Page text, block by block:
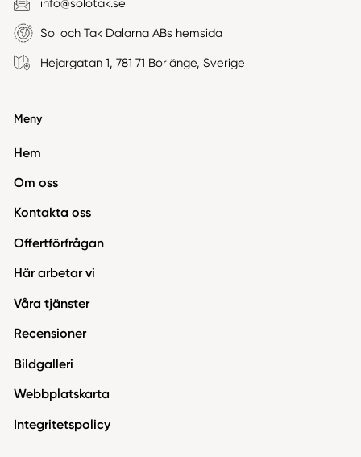
info@solotak.se
Sol och Tak Dalarna ABs hemsida
Hejargatan 1, 781 71 Borlänge, Sverige
Meny
Hem
Om oss
Kontakta oss
Offertförfrågan
Här arbetar vi
Våra tjänster
Recensioner
Bildgalleri
Webbplatskarta
Integritetspolicy